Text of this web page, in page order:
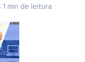
1 min de leitura